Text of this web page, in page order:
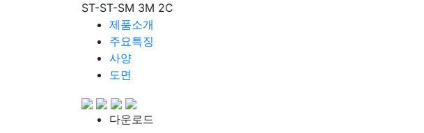
ST-ST-SM 3M 2C
제품소개
주요특징
사양
도면
다운로드